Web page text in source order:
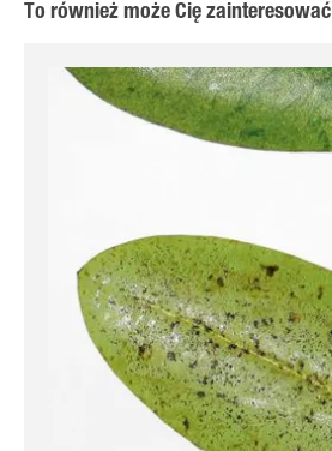
To również może Cię zainteresować